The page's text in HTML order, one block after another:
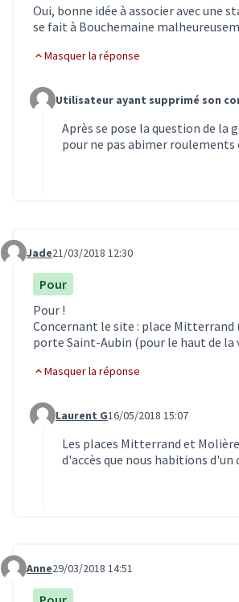
Oui, bonne idée à associer avec une
se fait à Bouchemaine
Masquer la réponse
Commentaire 278 (réponse au
Utilisateur ayant supprimé son
Après se pose la question de
pour ne pas abimer roulements
Commentaire 307
Jade21/03/2018 12:30
Pour
Pour !
Concernant le site : place
porte Saint-Aubin (pour le haut de la
Masquer la réponse
Commentaire 697 (réponse au
Laurent G16/05/2018 15:07
Les places Mitterrand et
d'accès que nous habitions
Commentaire 379
Anne29/03/2018 14:51